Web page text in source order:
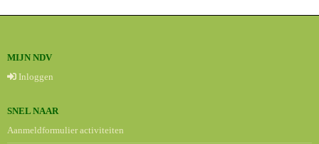
MIJN NDV
Inloggen
SNEL NAAR
Aanmeldformulier activiteiten